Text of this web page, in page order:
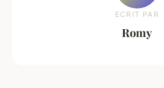
ECRIT PAR
Romy